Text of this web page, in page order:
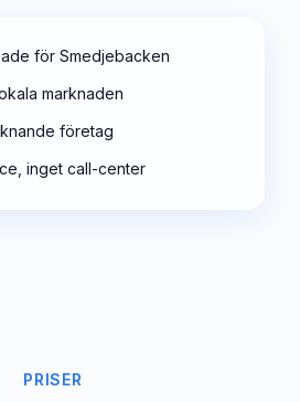
för Smedjebacken
marknaden
företag
inget call-center
PRISER